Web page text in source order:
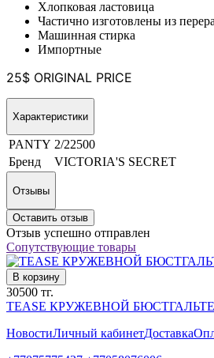
Хлопковая ластовица
Частично изготовлены из
Машинная стирка
Импортные
25$ ORIGINAL PRICE
Характеристики
PANTY 2/22500
Бренд
VICTORIA'S SECRET
Отзывы
Оставить отзыв
Отзыв успешно отправлен
Сопутствующие товары
В корзину
30500 тг.
TEASE КРУЖЕВНОЙ
НовостиЛичный кабинетДоставка